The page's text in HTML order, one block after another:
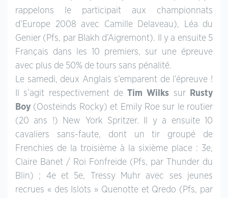
rappelons le participait aux championnats
d’Europe 2008 avec Camille Delaveau), Léa du
Genier (Pfs, par Blakh d’Aigremont). Il y a ensuite 5
Français dans les 10 premiers, sur une épreuve
avec plus de 50% de tours sans pénalité.
Le samedi, deux Anglais s’emparent de l’épreuve !
Il s’agit respectivement deTim Wilks sur
Rusty
Boy (Oosteinds Rocky) et Emily Roe sur le routier
(20 ans !) New York Spritzer. Il y a ensuite 10
cavaliers sans-faute, dont un tir groupé de
Frenchies de la troisième à la sixième place : 3e,
Claire Banet / Roi Fonfreide (Pfs, par Thunder du
Blin) ; 4e et 5e, Tressy Muhr avec ses jeunes
recrues « des Islots » Quenotte et Qredo (Pfs, par